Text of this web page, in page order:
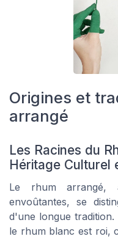
Origines et
arrangé
Les Racines du
Héritage Culturel
Le rhum arrangé,
envoûtantes, se
d'une longue tradition.
le rhum blanc est roi,